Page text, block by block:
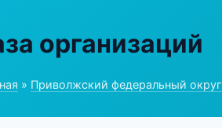
организаций
» Приволжский федеральный округ